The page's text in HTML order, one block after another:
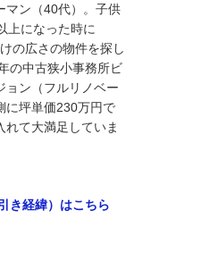
マン（40代）。子供
上になった時に
の広さの物件を探し
の中古狭小事務所ビ
ョン（フルリノベー
に坪単価230万円で
て大満足していま
き経緯）はこちら